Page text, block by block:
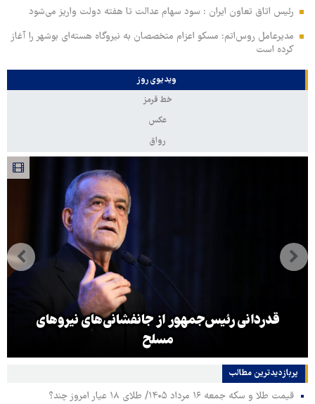
رئیس اتاق تعاون ایران : سود سهام عدالت تا هفته دولت واریز می‌شود
مدیرعامل روس‌اتم: مسکو اعزام متخصصان به نیروگاه هسته‌ای بوشهر را آغاز
کرده‌ است
ویدیوی روز
خط قرمز
عکس
رواق
قدردانی رئیس‌جمهور از جانفشانی‌های نیروهای
مسلح
پربازدیدترین‌ مطالب
قیمت طلا و سکه جمعه ۱۶ مرداد ۱۴۰۵/ طلای ۱۸ عیار امروز چند؟